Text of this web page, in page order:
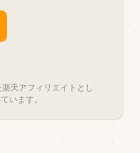
天アフィリエイトとし
います。